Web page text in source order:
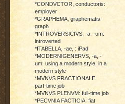
*CONDVCTOR, conductoris:
employer
*GRAPHEMA, graphematis:
graph
*INTROVERSICIVS, -a, -um:
introverted
*ITABELLA, -ae, : iPad
*MODERNIGENERVS, -a, -
um: using a modern style, in a
modern style
*MVNVS FRACTIONALE:
part-time job
*MVNVS PLENVM: full-time job
*PECVNIA FACTICIA: fiat